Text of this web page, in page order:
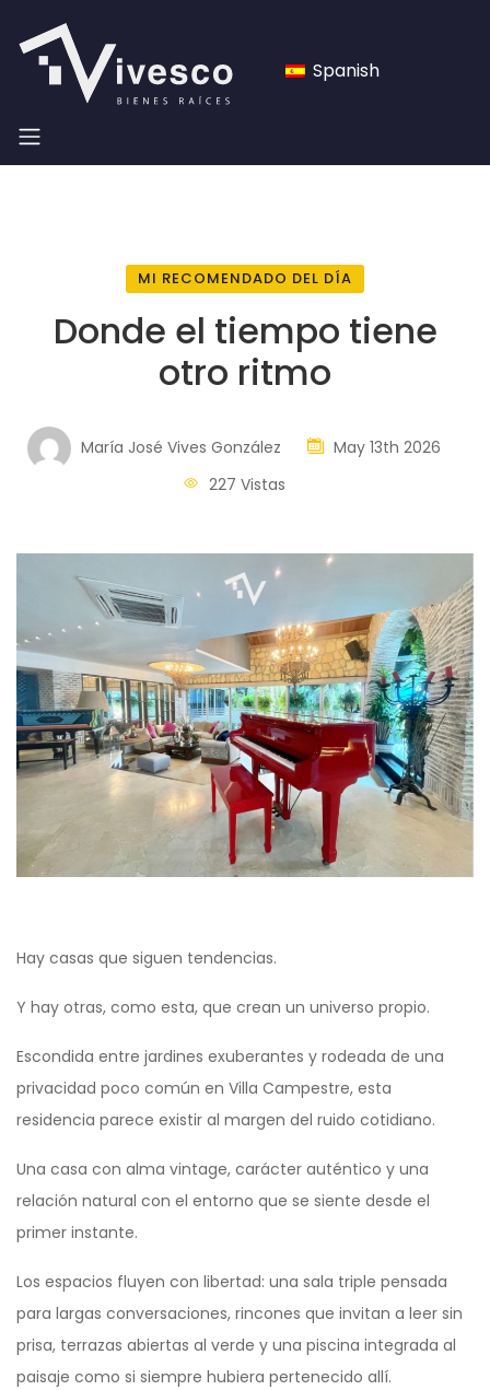
Spanish
MI RECOMENDADO DEL DÍA
Donde el tiempo tiene
otro ritmo
María José Vives González
May 13th 2026
227 Vistas
Hay casas que siguen tendencias.
Y hay otras, como esta, que crean un universo propio.
Escondida entre jardines exuberantes y rodeada de una
privacidad poco común en Villa Campestre, esta
residencia parece existir al margen del ruido cotidiano.
Una casa con alma vintage, carácter auténtico y una
relación natural con el entorno que se siente desde el
primer instante.
Los espacios fluyen con libertad: una sala triple pensada
para largas conversaciones, rincones que invitan a leer sin
prisa, terrazas abiertas al verde y una piscina integrada al
paisaje como si siempre hubiera pertenecido allí.